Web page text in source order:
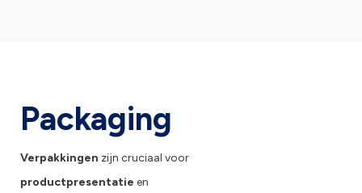
Packaging
Verpakkingen zijn cruciaal voor
productpresentatie en